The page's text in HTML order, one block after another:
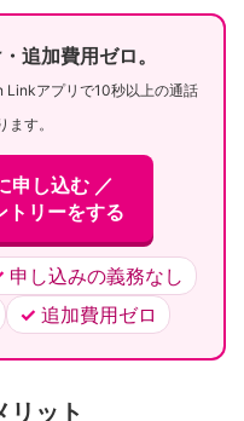
追加費用ゼロ。
Linkアプリで10秒以上の通話
す。
申し込む ／
リーをする
申し込みの義務なし
追加費用ゼロ
リット